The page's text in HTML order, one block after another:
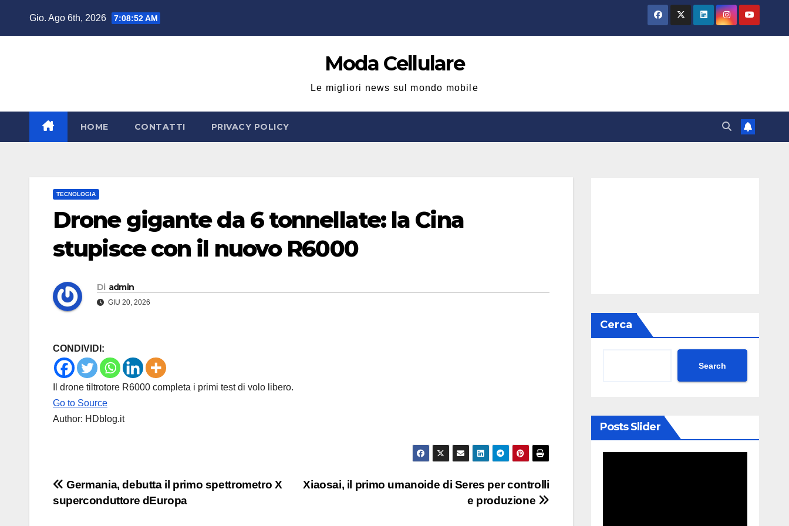
Gio. Ago 6th, 2026 7:08:52 AM
Moda Cellulare
Le migliori news sul mondo mobile
HOME CONTATTI PRIVACY POLICY
TECNOLOGIA
Drone gigante da 6 tonnellate: la Cina
stupisce con il nuovo R6000
Di admin
GIU 20, 2026
CONDIVIDI:
Il drone tiltrotore R6000 completa i primi test di volo libero.
Go to Source
Author: HDblog.it
Navigazione
articoli
Xiaosai, il primo umanoide di Seres per controlli
e produzione
Germania, debutta il primo spettrometro X
superconduttore dEuropa
Cerca
Search
Posts Slider